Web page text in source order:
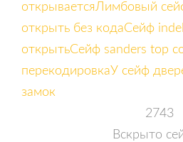
открываетсяЛимбовый
открыть без кодаСейф
открытьСейф sanders top
перекодировкаУ сейф
замок
2743
Вскрыто